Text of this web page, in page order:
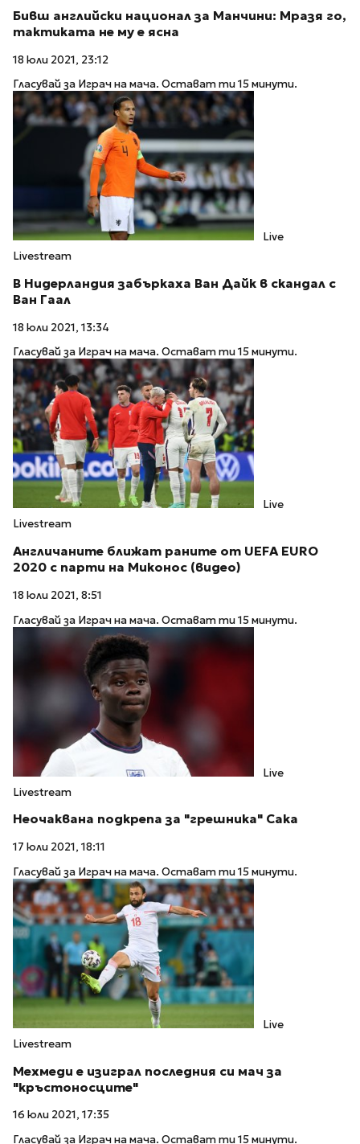
Бивш английски национал за Манчини: Мразя го,
тактиката не му е ясна
18 юли 2021, 23:12
Гласувай за Играч на мача. Остават ти 15 минути.
Live
Livestream
В Нидерландия забъркаха Ван Дайк в скандал с
Ван Гаал
18 юли 2021, 13:34
Гласувай за Играч на мача. Остават ти 15 минути.
Live
Livestream
Англичаните ближат раните от UEFA EURO
2020 с парти на Миконос (видео)
18 юли 2021, 8:51
Гласувай за Играч на мача. Остават ти 15 минути.
Live
Livestream
Неочаквана подкрепа за "грешника" Сака
17 юли 2021, 18:11
Гласувай за Играч на мача. Остават ти 15 минути.
Live
Livestream
Мехмеди е изиграл последния си мач за
"кръстоносците"
16 юли 2021, 17:35
Гласувай за Играч на мача. Остават ти 15 минути.